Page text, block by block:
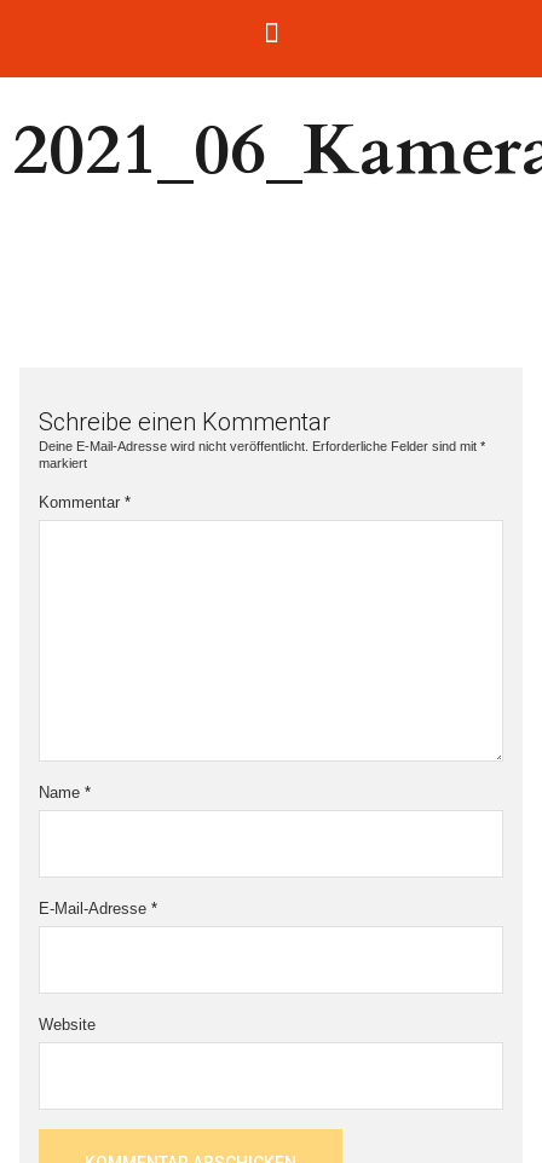
Schreibe einen Kommentar
Deine E-Mail-Adresse wird nicht veröffentlicht. Erforderliche Felder sind mit *
markiert
Kommentar *
Name *
E-Mail-Adresse *
Website